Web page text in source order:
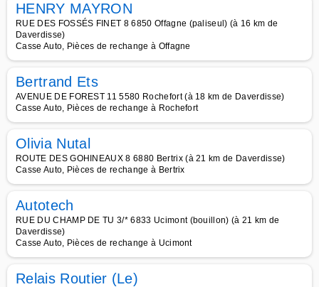
HENRY MAYRON
RUE DES FOSSÉS FINET 8 6850 Offagne (paliseul) (à 16 km de
Daverdisse)
Casse Auto, Pièces de rechange à Offagne
Bertrand Ets
AVENUE DE FOREST 11 5580 Rochefort (à 18 km de Daverdisse)
Casse Auto, Pièces de rechange à Rochefort
Olivia Nutal
ROUTE DES GOHINEAUX 8 6880 Bertrix (à 21 km de Daverdisse)
Casse Auto, Pièces de rechange à Bertrix
Autotech
RUE DU CHAMP DE TU 3/* 6833 Ucimont (bouillon) (à 21 km de
Daverdisse)
Casse Auto, Pièces de rechange à Ucimont
Relais Routier (Le)